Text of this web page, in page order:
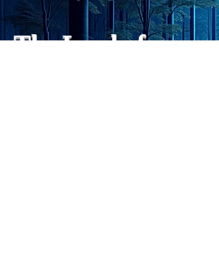
や、人格の再構成も、2日位
でできるようになった。人格
の再構成は、chatがない時
The Lord of